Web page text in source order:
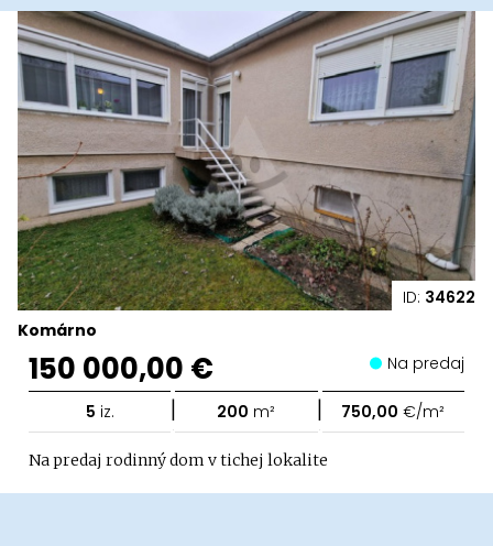
ID: 34622
Komárno
150 000,00 € Na predaj
5 iz. | 200 m² | 750,00 €/m²
Na predaj rodinný dom v tichej lokalite